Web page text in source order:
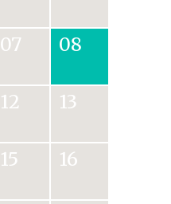
07 08
12 13
15 16